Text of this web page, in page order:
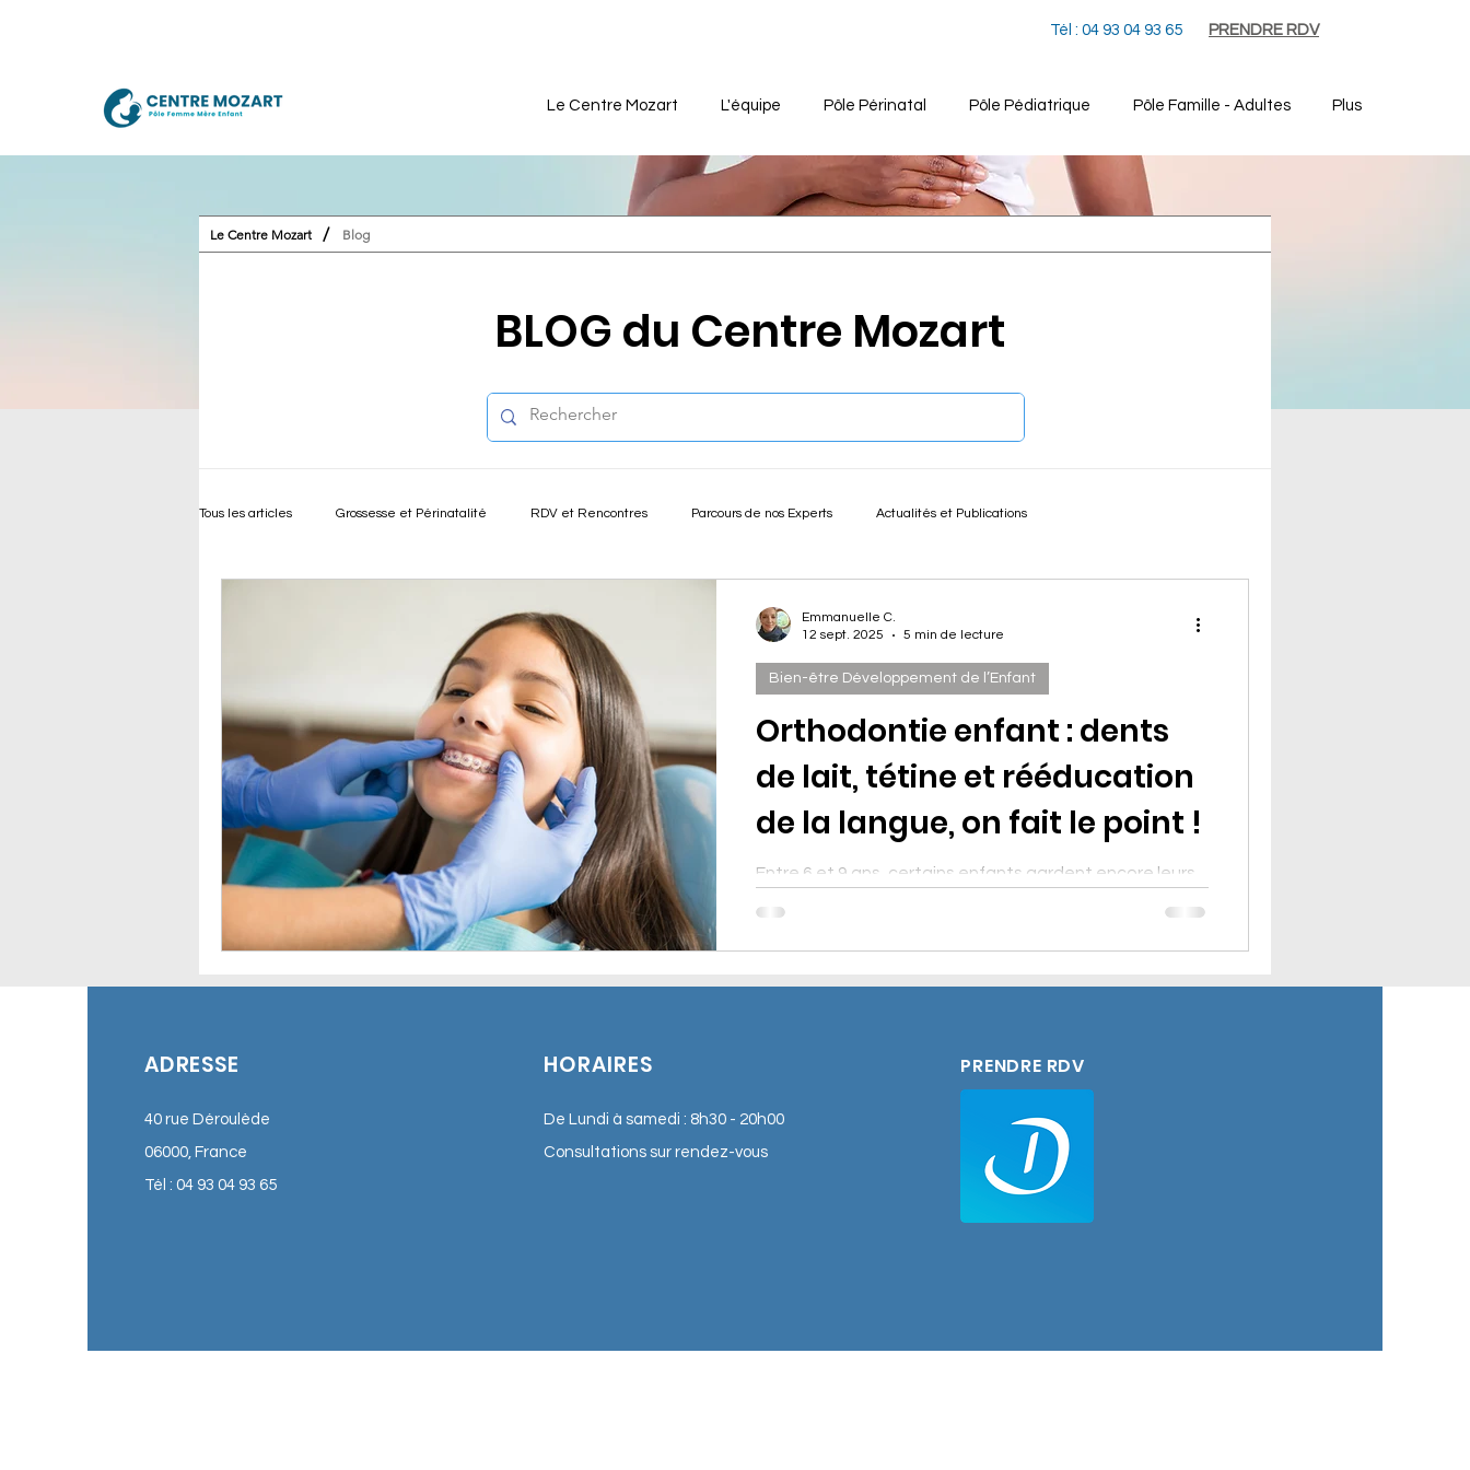
PRENDRE RDV
Tél : 04 93 04 93 65
Le Centre Mozart L'équipe Pôle Périnatal Pôle Pédiatrique Pôle Famille - Adultes Plus
Le Centre Mozart / Blog
BLOG du Centre Mozart
Tous les articles Grossesse et Périnatalité RDV et Rencontres Parcours de nos Experts Actualités et Publications
Orthodontie enfant : dents
de lait, tétine et rééducation
de la langue, on fait le point !
Entre 6 et 9 ans, certains enfants gardent encore leurs
croissance de la mâchoire et la position des dents.
complément de l’orthodontie pour assurer un
Bien-être Développement de l’Enfant
Emmanuelle C.
12 sept. 2025
5 min de lecture
ADRESSE
40 rue Déroulède
06000, France
Tél : 04 93 04 93 65
HORAIRES
De Lundi à samedi : 8h30 - 20h00
Consultations sur rendez-vous
PRENDRE RDV